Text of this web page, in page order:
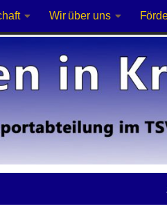
Wir über uns